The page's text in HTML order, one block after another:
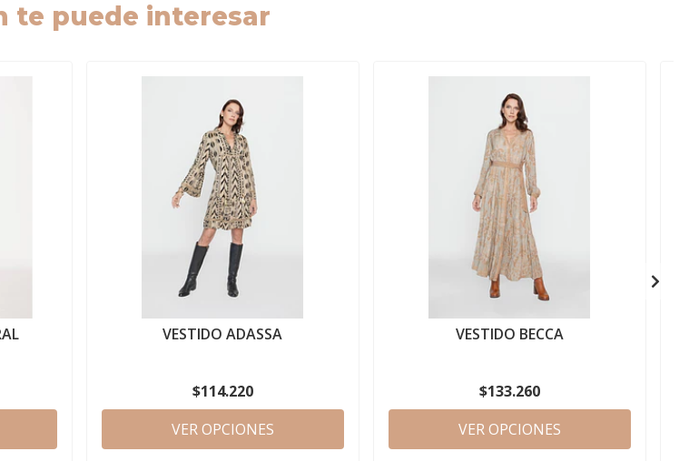
te puede interesar
VESTIDO ADASSA
$114.220
VER OPCIONES
VESTIDO BECCA
$133.260
VER OPCIONES